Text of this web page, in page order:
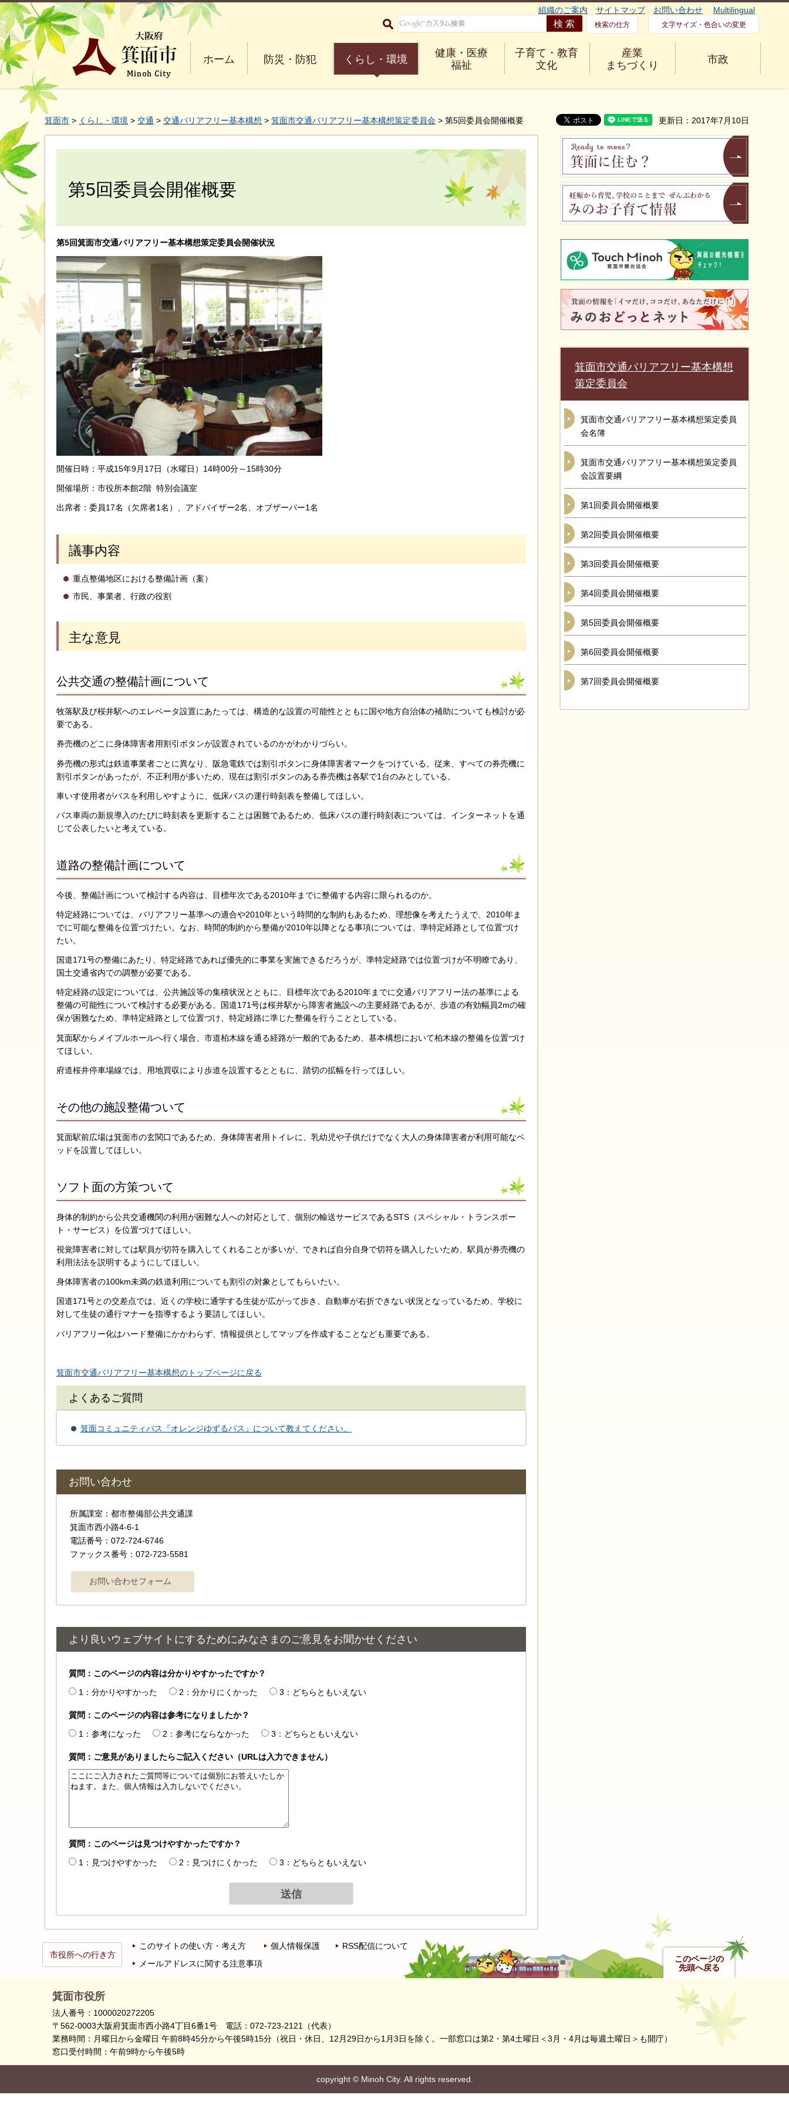
大阪府箕面市 Minoh City
組織のご案内 サイトマップ お問い合わせ Multilingual
検索の仕方 文字サイズ・色合いの変更
ホーム 防災・防犯 くらし・環境
健康・医療
福祉
子育て・教育
文化
産業
まちづくり
市政
箕面市 > くらし・環境 > 交通 > 交通バリアフリー基本構想 > 箕面市交通バリアフリー基本構想策定委員会 > 第5回委員会開催概要 更新日：2017年7月10日
第5回委員会開催概要
第5回箕面市交通バリアフリー基本構想策定委員会開催状況
開催日時：平成15年9月17日（水曜日）14時00分～15時30分
開催場所：市役所本館2階 特別会議室
出席者：委員17名（欠席者1名）、アドバイザー2名、オブザーバー1名
議事内容
重点整備地区における整備計画（案）
市民、事業者、行政の役割
主な意見
公共交通の整備計画について
牧落駅及び桜井駅へのエレベータ設置にあたっては、構造的な設置の可能性とともに国や地方自治体の補助についても検討が必
要である。
券売機のどこに身体障害者用割引ボタンが設置されているのかがわかりづらい。
券売機の形式は鉄道事業者ごとに異なり、阪急電鉄では割引ボタンに身体障害者マークをつけている。従来、すべての券売機に
割引ボタンがあったが、不正利用が多いため、現在は割引ボタンのある券売機は各駅で1台のみとしている。
車いす使用者がバスを利用しやすように、低床バスの運行時刻表を整備してほしい。
バス車両の新規導入のたびに時刻表を更新することは困難であるため、低床バスの運行時刻表については、インターネットを通
じて公表したいと考えている。
道路の整備計画について
今後、整備計画について検討する内容は、目標年次である2010年までに整備する内容に限られるのか。
特定経路については、バリアフリー基準への適合や2010年という時間的な制約もあるため、理想像を考えたうえで、2010年ま
でに可能な整備を位置づけたい。なお、時間的制約から整備が2010年以降となる事項については、準特定経路として位置づけ
たい。
国道171号の整備にあたり、特定経路であれば優先的に事業を実施できるだろうが、準特定経路では位置づけが不明瞭であり、
国土交通省内での調整が必要である。
特定経路の設定については、公共施設等の集積状況とともに、目標年次である2010年までに交通バリアフリー法の基準による
整備の可能性について検討する必要がある。国道171号は桜井駅から障害者施設への主要経路であるが、歩道の有効幅員2mの確
保が困難なため、準特定経路として位置づけ、特定経路に準じた整備を行うこととしている。
箕面駅からメイプルホールへ行く場合、市道柏木線を通る経路が一般的であるため、基本構想において柏木線の整備を位置づけ
てほしい。
府道桜井停車場線では、用地買収により歩道を設置するとともに、踏切の拡幅を行ってほしい。
その他の施設整備ついて
箕面駅前広場は箕面市の玄関口であるため、身体障害者用トイレに、乳幼児や子供だけでなく大人の身体障害者が利用可能なベ
ッドを設置してほしい。
ソフト面の方策ついて
身体的制約から公共交通機関の利用が困難な人への対応として、個別の輸送サービスであるSTS（スペシャル・トランスポー
ト・サービス）を位置づけてほしい。
視覚障害者に対しては駅員が切符を購入してくれることが多いが、できれば自分自身で切符を購入したいため、駅員が券売機の
利用法法を説明するようにしてほしい。
身体障害者の100km未満の鉄道利用についても割引の対象としてもらいたい。
国道171号との交差点では、近くの学校に通学する生徒が広がって歩き、自動車が右折できない状況となっているため、学校に
対して生徒の通行マナーを指導するよう要請してほしい。
バリアフリー化はハード整備にかかわらず、情報提供としてマップを作成することなども重要である。
箕面市交通バリアフリー基本構想のトップページに戻る
よくあるご質問
箕面コミュニティバス『オレンジゆずるバス』について教えてください。
お問い合わせ
所属課室：都市整備部公共交通課
箕面市西小路4-6-1
電話番号：072-724-6746
ファックス番号：072-723-5581
より良いウェブサイトにするためにみなさまのご意見をお聞かせください
質問：このページの内容は分かりやすかったですか？
1：分かりやすかった
2：分かりにくかった 3：どちらともいえない
質問：このページの内容は参考になりましたか？
1：参考になった
2：参考にならなかった 3：どちらともいえない
質問：ご意見がありましたらご記入ください（URLは入力できません）
質問：このページは見つけやすかったですか？
1：見つけやすかった
2：見つけにくかった 3：どちらともいえない
箕面市交通バリアフリー基本構想
策定委員会
箕面市交通バリアフリー基本構想策定委員
会名簿
箕面市交通バリアフリー基本構想策定委員
会設置要綱
第1回委員会開催概要
第2回委員会開催概要
第3回委員会開催概要
第4回委員会開催概要
第5回委員会開催概要
第6回委員会開催概要
第7回委員会開催概要
このページの
先頭へ戻る
市役所への行き方
このサイトの使い方・考え方 個人情報保護
RSS配信について
メールアドレスに関する注意事項
箕面市役所
法人番号：1000020272205
〒562-0003大阪府箕面市西小路4丁目6番1号 電話：072-723-2121（代表）
業務時間：月曜日から金曜日 午前8時45分から午後5時15分 （祝日・休日、12月29日から1月3日を除く。 一部窓口は第2・第4土曜日＜3月・4月は毎週土曜日＞も開庁）
窓口受付時間：午前9時から午後5時
copyright ©Minoh City. All rights reserved.